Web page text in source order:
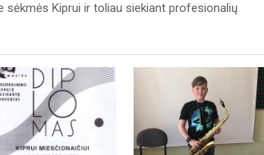
sėkmės Kiprui ir toliau siekiant profesionalių